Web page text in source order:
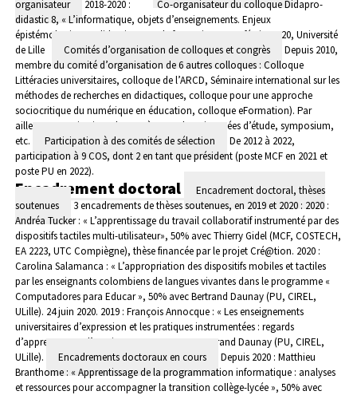
organisateur
2018-2020 : Co-organisateur du colloque Didapro-
didastic 8, « L’informatique, objets d’enseignements. Enjeux
épistémologiques, didactiques et de formation », 5-7 février 2020, Université
de Lille
Comités d’organisation de colloques et congrès
Depuis 2010,
membre du comité d’organisation de 6 autres colloques : Colloque
Littéracies universitaires, colloque de l’ARCD, Séminaire international sur les
méthodes de recherches en didactiques, colloque pour une approche
sociocritique du numérique en éducation, colloque eFormation). Par
ailleurs, organisation, de 2007 à 2022, de 19 journées d’étude, symposium,
etc.
Participation à des comités de sélection
De 2012 à 2022,
participation à 9 COS, dont 2 en tant que président (poste MCF en 2021 et
poste PU en 2022).
Encadrement doctoral
Encadrement doctoral, thèses
soutenues
3 encadrements de thèses soutenues, en 2019 et 2020 : 2020 :
Andréa Tucker : « L’apprentissage du travail collaboratif instrumenté par des
dispositifs tactiles multi-utilisateur», 50% avec Thierry Gidel (MCF, COSTECH,
EA 2223, UTC Compiègne), thèse financée par le projet Cré@tion. 2020 :
Carolina Salamanca : « L’appropriation des dispositifs mobiles et tactiles
par les enseignants colombiens de langues vivantes dans le programme «
Computadores para Educar », 50% avec Bertrand Daunay (PU, CIREL,
ULille). 24 juin 2020. 2019 : François Annocque : « Les enseignements
universitaires d’expression et les pratiques instrumentées : regards
d’apprenants et d’enseignants », 50% avec Bertrand Daunay (PU, CIREL,
ULille).
Encadrements doctoraux en cours
Depuis 2020 : Matthieu
Branthome : « Apprentissage de la programmation informatique : analyses
et ressources pour accompagner la transition collège-lycée », 50% avec